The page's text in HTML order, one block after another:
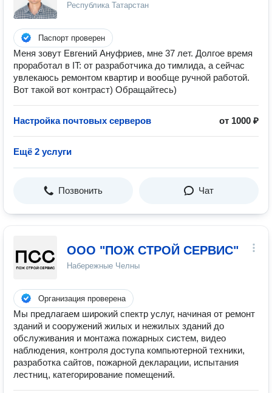
Республика Татарстан
Паспорт проверен
Меня зовут Евгений Ануфриев, мне 37 лет. Долгое время
проработал в IT: от разработчика до тимлида, а сейчас
увлекаюсь ремонтом квартир и вообще ручной работой.
Вот такой вот контраст) Обращайтесь)
Настройка почтовых серверов от 1000 ₽
Ещё 2 услуги
Позвонить Чат
ООО "ПОЖ СТРОЙ СЕРВИС"
Набережные Челны
Организация проверена
Мы предлагаем широкий спектр услуг, начиная от ремонт
зданий и сооружений жилых и нежилых зданий до
обслуживания и монтажа пожарных систем, видео
наблюдения, контроля доступа компьютерной техники,
разработка сайтов, пожарной декларации, испытания
лестниц, категорирование помещений.